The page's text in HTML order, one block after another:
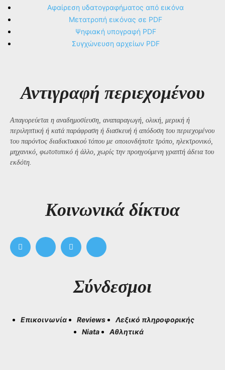
Αφαίρεση υδατογραφήματος από εικόνα
Μετατροπή εικόνας σε PDF
Ψηφιακή υπογραφή PDF
Συγχώνευση αρχείων PDF
Αντιγραφή περιεχομένου
Απαγορεύεται η αναδημοσίευση, αναπαραγωγή, ολική, μερική ή
περιληπτική ή κατά παράφραση ή διασκευή ή απόδοση του περιεχομένου
του παρόντος διαδικτυακού τόπου με οποιονδήποτε τρόπο, ηλεκτρονικό,
μηχανικό, φωτοτυπικό ή άλλο, χωρίς την προηγούμενη γραπτή άδεια του
εκδότη.
Kοινωνικά δίκτυα
Σύνδεσμοι
Επικοινωνία Reviews
Λεξικό πληροφορικής
Niata
Αθλητικά